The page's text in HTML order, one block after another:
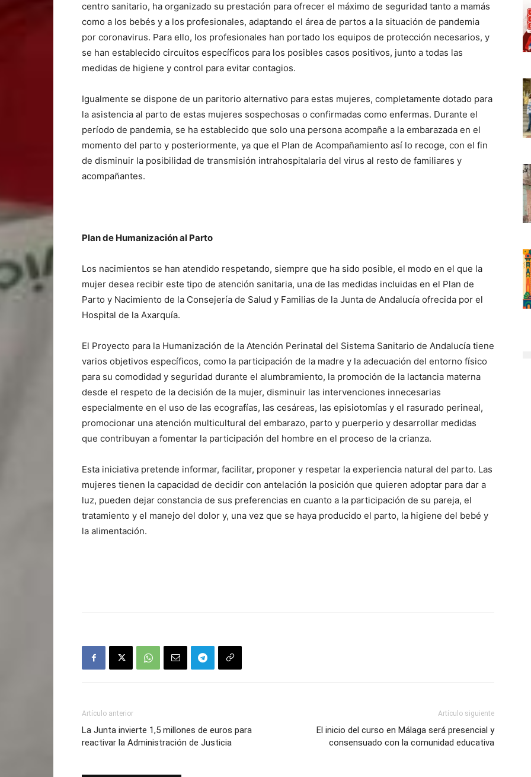
centro sanitario, ha organizado su prestación para ofrecer el máximo de seguridad tanto a mamás
como a los bebés y a los profesionales, adaptando el área de partos a la situación de pandemia
por coronavirus. Para ello, los profesionales han portado los equipos de protección necesarios, y
se han establecido circuitos específicos para los posibles casos positivos, junto a todas las
medidas de higiene y control para evitar contagios.
Igualmente se dispone de un paritorio alternativo para estas mujeres, completamente dotado para
la asistencia al parto de estas mujeres sospechosas o confirmadas como enfermas. Durante el
período de pandemia, se ha establecido que solo una persona acompañe a la embarazada en el
momento del parto y posteriormente, ya que el Plan de Acompañamiento así lo recoge, con el fin
de disminuir la posibilidad de transmisión intrahospitalaria del virus al resto de familiares y
acompañantes.
Plan de Humanización al Parto
Los nacimientos se han atendido respetando, siempre que ha sido posible, el modo en el que la
mujer desea recibir este tipo de atención sanitaria, una de las medidas incluidas en el Plan de
Parto y Nacimiento de la Consejería de Salud y Familias de la Junta de Andalucía ofrecida por el
Hospital de la Axarquía.
El Proyecto para la Humanización de la Atención Perinatal del Sistema Sanitario de Andalucía tiene
varios objetivos específicos, como la participación de la madre y la adecuación del entorno físico
para su comodidad y seguridad durante el alumbramiento, la promoción de la lactancia materna
desde el respeto de la decisión de la mujer, disminuir las intervenciones innecesarias
especialmente en el uso de las ecografías, las cesáreas, las episiotomías y el rasurado perineal,
promocionar una atención multicultural del embarazo, parto y puerperio y desarrollar medidas
que contribuyan a fomentar la participación del hombre en el proceso de la crianza.
Esta iniciativa pretende informar, facilitar, proponer y respetar la experiencia natural del parto. Las
mujeres tienen la capacidad de decidir con antelación la posición que quieren adoptar para dar a
luz, pueden dejar constancia de sus preferencias en cuanto a la participación de su pareja, el
tratamiento y el manejo del dolor y, una vez que se haya producido el parto, la higiene del bebé y
la alimentación.
Artículo anterior
La Junta invierte 1,5 millones de euros para
reactivar la Administración de Justicia
Artículo siguiente
El inicio del curso en Málaga será presencial y
consensuado con la comunidad educativa